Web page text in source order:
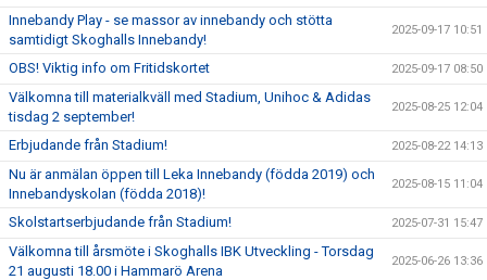
Innebandy Play - se massor av innebandy och stötta
samtidigt Skoghalls Innebandy!
2025-09-17 10:51
OBS! Viktig info om Fritidskortet 2025-09-17 08:50
Välkomna till materialkväll med Stadium, Unihoc & Adidas
tisdag 2 september!
2025-08-25 12:04
Erbjudande från Stadium! 2025-08-22 14:13
Nu är anmälan öppen till Leka Innebandy (födda 2019) och
Innebandyskolan (födda 2018)!
2025-08-15 11:04
Skolstartserbjudande från Stadium! 2025-07-31 15:47
Välkomna till årsmöte i Skoghalls IBK Utveckling - Torsdag
21 augusti 18.00 i Hammarö Arena
2025-06-26 13:36